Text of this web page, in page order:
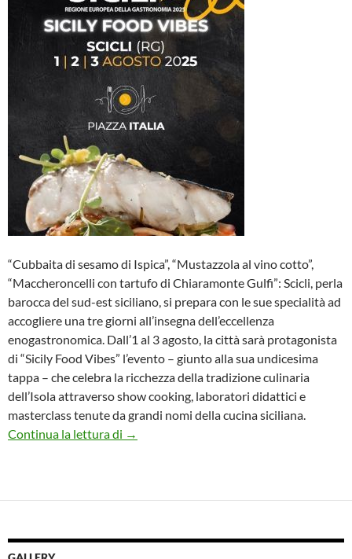
“Cubbaita di sesamo di Ispica”, “Mustazzola al vino cotto”,
“Maccheroncelli con tartufo di Chiaramonte Gulfi”: Scicli, perla
barocca del sud-est siciliano, si prepara con le sue specialità ad
accogliere una tre giorni all’insegna dell’eccellenza
enogastronomica. Dall’1 al 3 agosto, la città sarà protagonista
di “Sicily Food Vibes” l’evento – giunto alla sua undicesima
tappa – che celebra la ricchezza della tradizione culinaria
dell’Isola attraverso show cooking, laboratori didattici e
masterclass tenute da grandi nomi della cucina siciliana.
Continua la lettura di Sicily Food Vibes arriverà nel weekend a
→